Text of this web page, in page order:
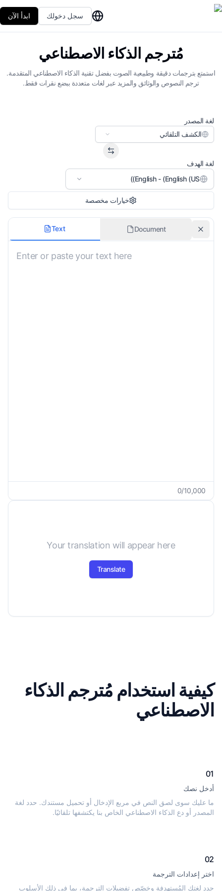
سجل دخولك ابدأ الآن
مُترجم الذكاء الاصطناعي
استمتع بترجمات دقيقة وطبيعية الصوت بفضل تقنية الذكاء الاصطناعي المتقدمة.
ترجم النصوص والوثائق والمزيد عبر لغات متعددة ببضع نقرات فقط.
لغة المصدر
الكشف التلقائي
لغة الهدف
English - (English (US))
خيارات مخصصة
أسلوب الترجمة Text Document
0/10,000
Your translation will appear here
Translate
كيفية استخدام مُترجم الذكاء
الاصطناعي
01
أدخل نصك
ما عليك سوى لصق النص في مربع الإدخال أو تحميل مستندك. حدد لغة
المصدر أو دع الذكاء الاصطناعي الخاص بنا يكتشفها تلقائيًا.
02
اختر إعدادات الترجمة
حدد لغتك المُستهدفة وخصّص تفضيلات الترجمة، بما في ذلك الأسلوب